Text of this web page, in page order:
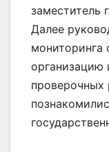
заместитель
Далее
мониторинга
организацию
проверочных